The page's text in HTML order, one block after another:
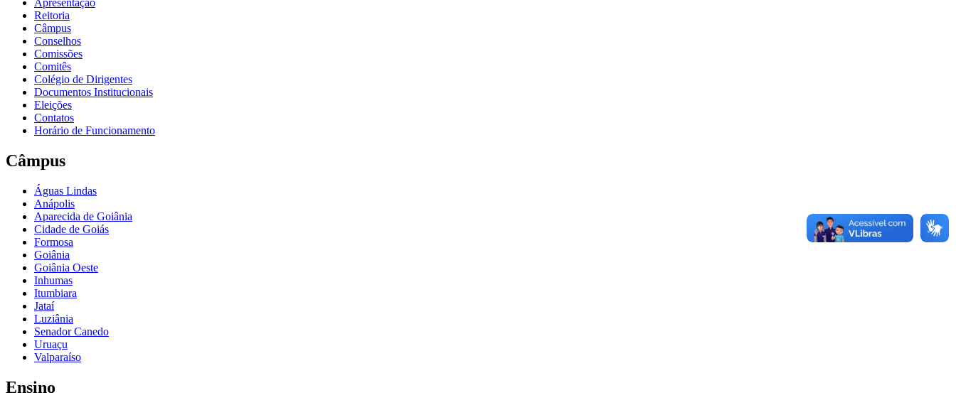
Apresentação
Reitoria
Câmpus
Conselhos
Comissões
Comitês
Colégio de Dirigentes
Documentos Institucionais
Eleições
Contatos
Horário de Funcionamento
Câmpus
Águas Lindas
Anápolis
Aparecida de Goiânia
Cidade de Goiás
Formosa
Goiânia
Goiânia Oeste
Inhumas
Itumbiara
Jataí
Luziânia
Senador Canedo
Uruaçu
Valparaíso
Ensino